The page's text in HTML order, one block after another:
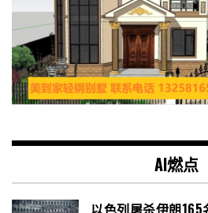
AI燃点